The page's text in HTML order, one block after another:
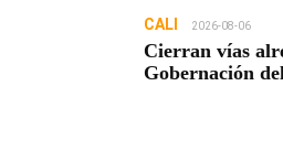
CALI 2026-08-06
Cierran vías
Gobernación